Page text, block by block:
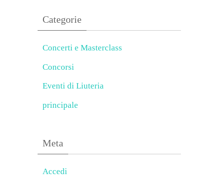
Categorie
Concerti e Masterclass
Concorsi
Eventi di Liuteria
principale
Meta
Accedi